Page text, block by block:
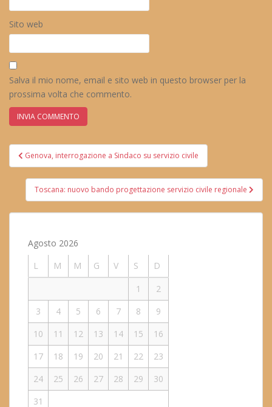
Sito web
Salva il mio nome, email e sito web in questo browser per la
prossima volta che commento.
Navigazione
articoli
Genova, interrogazione a Sindaco su servizio civile
Toscana: nuovo bando progettazione servizio civile regionale
Agosto 2026
L
M M G V S
D
1
2
3
4 5 6 7 8
9
10
11 12 13 14 15
16
17
18 19 20 21 22
23
24
25 26 27 28 29
30
31